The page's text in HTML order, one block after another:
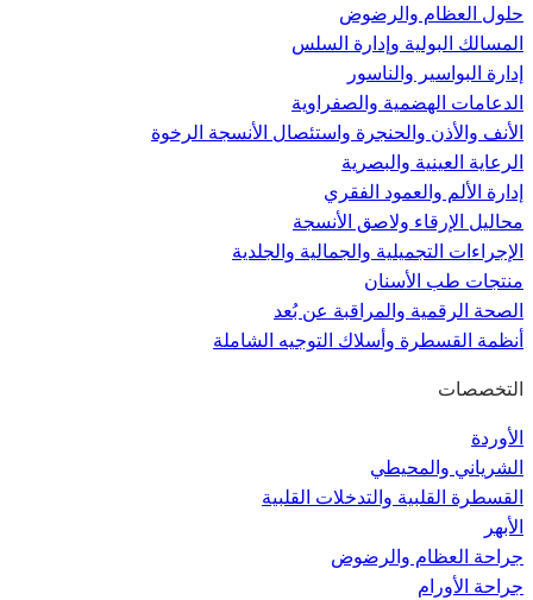
حلول العظام والرضوض
المسالك البولية وإدارة السلس
إدارة البواسير والناسور
الدعامات الهضمية والصفراوية
الأنف والأذن والحنجرة واستئصال الأنسجة الرخوة
الرعاية العينية والبصرية
إدارة الألم والعمود الفقري
محاليل الإرقاء ولاصق الأنسجة
الإجراءات التجميلية والجمالية والجلدية
منتجات طب الأسنان
الصحة الرقمية والمراقبة عن بُعد
أنظمة القسطرة وأسلاك التوجيه الشاملة
التخصصات
الأوردة
الشرياني والمحيطي
القسطرة القلبية والتدخلات القلبية
الأبهر
جراحة العظام والرضوض
جراحة الأورام